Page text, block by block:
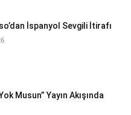
İspanyol Sevgili İtirafı
Musun” Yayın Akışında